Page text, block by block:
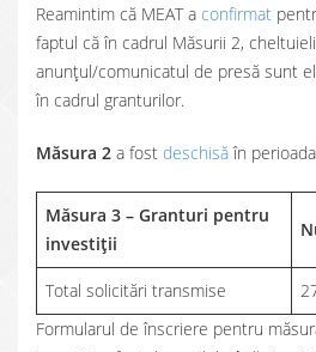
Reamintim că MEAT a confirmat
faptul că în cadrul Măsurii 2,
anunțul/comunicatul de presă sunt
în cadrul granturilor.
Măsura 2 a fost deschisăîn
Măsura 3 – Granturi pentru
investiții
Total solicitări transmise
Formularul de înscriere pentru